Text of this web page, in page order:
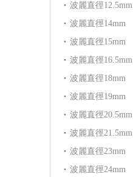
波麗直徑12.5mm
波麗直徑14mm
波麗直徑15mm
波麗直徑16.5mm
波麗直徑18mm
波麗直徑19mm
波麗直徑20.5mm
波麗直徑21.5mm
波麗直徑23mm
波麗直徑24mm